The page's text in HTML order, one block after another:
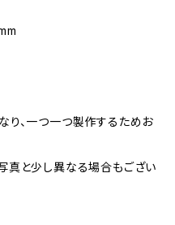
り、一つ一つ製作するためお
真と少し異なる場合もござい